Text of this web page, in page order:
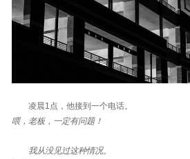
凌晨1点，他接到一个电话。
喂，老板，一定有问题！
我从没见过这种情况。